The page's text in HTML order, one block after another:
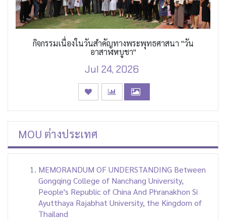
กิจกรรมเนื่องในวันสำคัญทางพระพุทธศาสนา "วัน
อาสาฬหบูชา"
Jul 24, 2026
MOU ต่างประเทศ
MEMORANDUM OF UNDERSTANDING Between
Gongqing College of Nanchang University,
People's Republic of China And Phranakhon Si
Ayutthaya Rajabhat University, the Kingdom of
Thailand